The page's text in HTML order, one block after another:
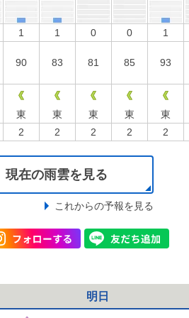
1 1 0 0 1
90 83 81 85 93
東 東 東 東 東
2 2 2 2 2
現在の雨雲を見る
これからの予報を見る
明日